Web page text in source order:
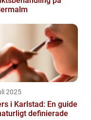
2025
i Karlstad: En guide
definierade